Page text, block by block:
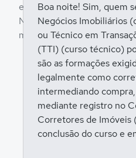
Entrar
Boa noite! Sim, quem
Negócios Imobiliários
ou Técnico em
(TTI) (curso técnico)
são as formações
legalmente como
intermediando
mediante registro no
Corretores de Imóveis
conclusão do curso e